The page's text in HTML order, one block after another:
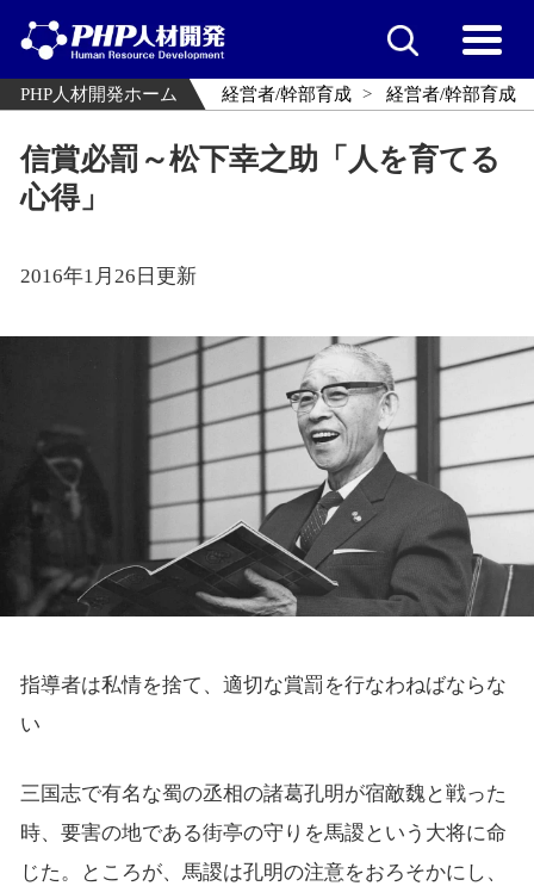
PHP人材開発ホーム 経営者/幹部育成 経営者/幹部育成
信賞必罰～松下幸之助「人を育てる
心得」
2016年1月26日更新
指導者は私情を捨て、適切な賞罰を行なわねばならな
い
三国志で有名な蜀の丞相の諸葛孔明が宿敵魏と戦った
時、要害の地である街亭の守りを馬謖という大将に命
じた。ところが、馬謖は孔明の注意をおろそかにし、